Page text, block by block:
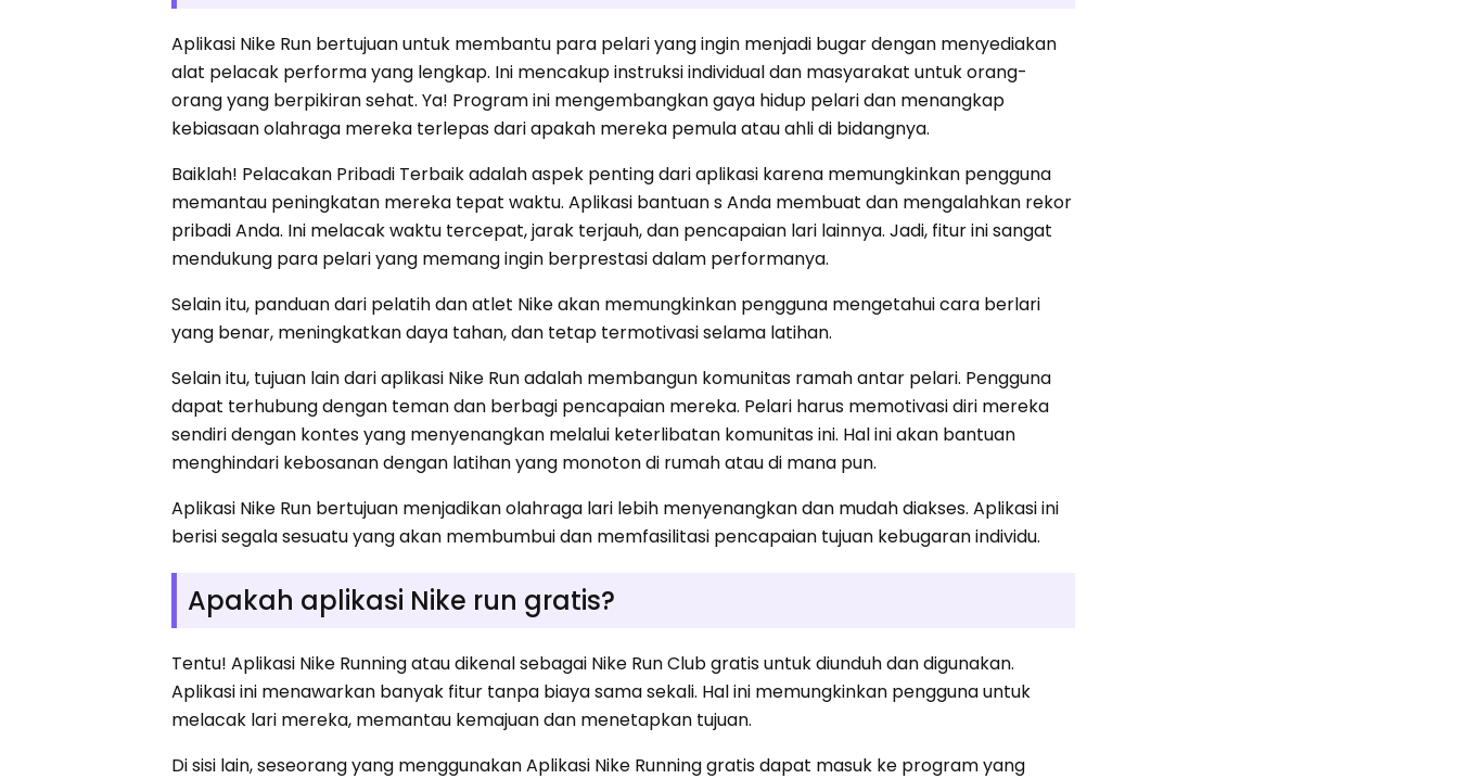
Aplikasi Nike Run bertujuan untuk membantu para pelari yang ingin menjadi bugar dengan menyediakan
alat pelacak performa yang lengkap. Ini mencakup instruksi individual dan masyarakat untuk orang-
orang yang berpikiran sehat. Ya! Program ini mengembangkan gaya hidup pelari dan menangkap
kebiasaan olahraga mereka terlepas dari apakah mereka pemula atau ahli di bidangnya.
Baiklah! Pelacakan Pribadi Terbaik adalah aspek penting dari aplikasi karena memungkinkan pengguna
memantau peningkatan mereka tepat waktu. Aplikasi bantuan s Anda membuat dan mengalahkan rekor
pribadi Anda. Ini melacak waktu tercepat, jarak terjauh, dan pencapaian lari lainnya. Jadi, fitur ini sangat
mendukung para pelari yang memang ingin berprestasi dalam performanya.
Selain itu, panduan dari pelatih dan atlet Nike akan memungkinkan pengguna mengetahui cara berlari
yang benar, meningkatkan daya tahan, dan tetap termotivasi selama latihan.
Selain itu, tujuan lain dari aplikasi Nike Run adalah membangun komunitas ramah antar pelari. Pengguna
dapat terhubung dengan teman dan berbagi pencapaian mereka. Pelari harus memotivasi diri mereka
sendiri dengan kontes yang menyenangkan melalui keterlibatan komunitas ini. Hal ini akan bantuan
menghindari kebosanan dengan latihan yang monoton di rumah atau di mana pun.
Aplikasi Nike Run bertujuan menjadikan olahraga lari lebih menyenangkan dan mudah diakses. Aplikasi ini
berisi segala sesuatu yang akan membumbui dan memfasilitasi pencapaian tujuan kebugaran individu.
Apakah aplikasi Nike run gratis?
Tentu! Aplikasi Nike Running atau dikenal sebagai Nike Run Club gratis untuk diunduh dan digunakan.
Aplikasi ini menawarkan banyak fitur tanpa biaya sama sekali. Hal ini memungkinkan pengguna untuk
melacak lari mereka, memantau kemajuan dan menetapkan tujuan.
Di sisi lain, seseorang yang menggunakan Aplikasi Nike Running gratis dapat masuk ke program yang